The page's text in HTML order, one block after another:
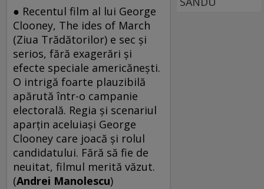
● Recentul film al lui George
Clooney, The ides of March
(Ziua Trădătorilor) e sec şi
serios, fără exagerări şi
efecte speciale americăneşti.
O intrigă foarte plauzibilă
apărută într-o campanie
electorală. Regia şi scenariul
aparţin aceluiaşi George
Clooney care joacă şi rolul
candidatului. Fără să fie de
neuitat, filmul merită văzut.
(Andrei Manolescu)